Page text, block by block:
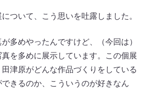
ついて、こう思いを吐露しました。
が多めやったんですけど、（今回は）
を多めに展示しています。この個展
津原がどんな作品づくりをしている
きるのか、こういうのが好きなん